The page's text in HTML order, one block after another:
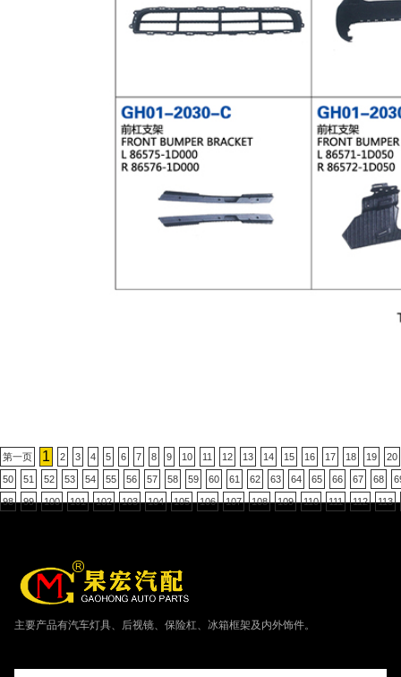
第一页 1 2 3 4 5 6 7 8 9 10 11 12 13 14 15 16 17 18 19 20
50 51 52 53 54 55 56 57 58 59 60 61 62 63 64 65 66 67 68
98 99 100 101 102 103 104 105 106 107 108 109 110 111 112 113
主要产品有汽车灯具、后视镜、保险杠、冰箱框架及内外饰件。